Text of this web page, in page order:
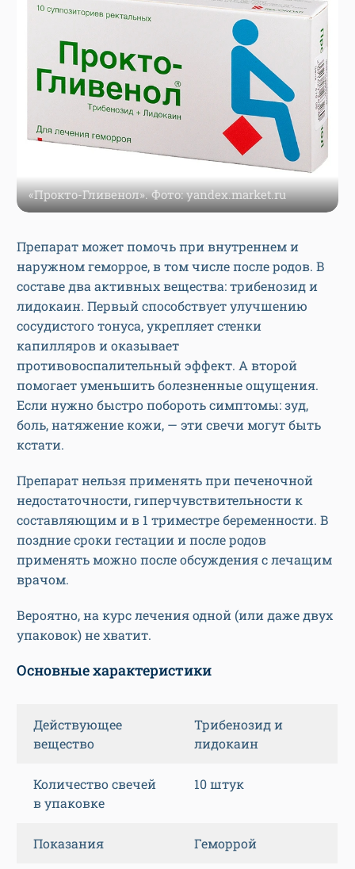
«Прокто-Гливенол». Фото: yandex.market.ru
Препарат может помочь при внутреннем и
наружном геморрое, в том числе после родов. В
составе два активных вещества: трибенозид и
лидокаин. Первый способствует улучшению
сосудистого тонуса, укрепляет стенки
капилляров и оказывает
противовоспалительный эффект. А второй
помогает уменьшить болезненные ощущения.
Если нужно быстро побороть симптомы: зуд,
боль, натяжение кожи, — эти свечи могут быть
кстати.
Препарат нельзя применять при печеночной
недостаточности, гиперчувствительности к
составляющим и в 1 триместре беременности. В
поздние сроки гестации и после родов
применять можно после обсуждения с лечащим
врачом.
Вероятно, на курс лечения одной (или даже двух
упаковок) не хватит.
Основные характеристики
Действующее
вещество
Трибенозид и
лидокаин
Количество свечей
в упаковке
10 штук
Показания Геморрой